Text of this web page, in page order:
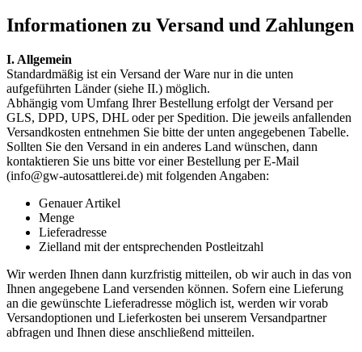
Informationen zu Versand und Zahlungen
I. Allgemein
Standardmäßig ist ein Versand der Ware nur in die unten
aufgeführten Länder (siehe II.) möglich.
Abhängig vom Umfang Ihrer Bestellung erfolgt der Versand per
GLS, DPD, UPS, DHL oder per Spedition. Die jeweils anfallenden
Versandkosten entnehmen Sie bitte der unten angegebenen Tabelle.
Sollten Sie den Versand in ein anderes Land wünschen, dann
kontaktieren Sie uns bitte vor einer Bestellung per E-Mail
(info@gw-autosattlerei.de) mit folgenden Angaben:
Genauer Artikel
Menge
Lieferadresse
Zielland mit der entsprechenden Postleitzahl
Wir werden Ihnen dann kurzfristig mitteilen, ob wir auch in das von
Ihnen angegebene Land versenden können. Sofern eine Lieferung
an die gewünschte Lieferadresse möglich ist, werden wir vorab
Versandoptionen und Lieferkosten bei unserem Versandpartner
abfragen und Ihnen diese anschließend mitteilen.